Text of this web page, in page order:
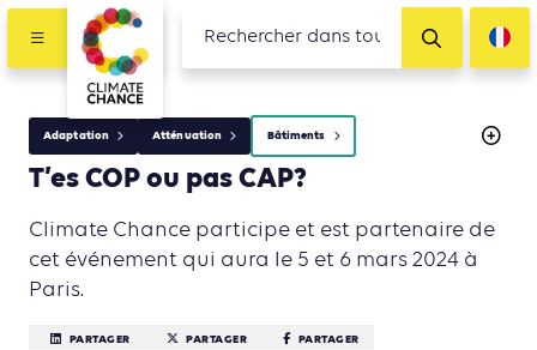
Adaptation Atténuation Bâtiments
T’es COP ou pas CAP?
Climate Chance participe et est partenaire de
cet événement qui aura le 5 et 6 mars 2024 à
Paris.
PARTAGER PARTAGER PARTAGER